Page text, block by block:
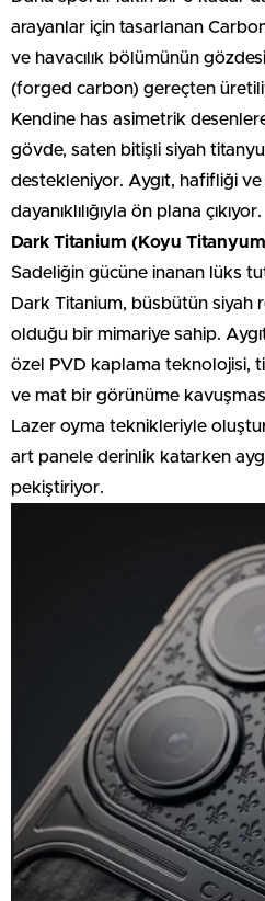
arayanlar için tasarlanan
ve havacılık bölümünün
(forged carbon) gereçten
Kendine has asimetrik
gövde, saten bitişli siyah
destekleniyor. Aygıt, hafifliği
dayanıklılığıyla ön plana çıkıyor.
Dark Titanium (Koyu
Sadeliğin gücüne inanan lüks
Dark Titanium, büsbütün siyah
olduğu bir mimariye sahip.
özel PVD kaplama teknolojisi,
ve mat bir görünüme
Lazer oyma teknikleriyle
art panele derinlik katarken
pekiştiriyor.